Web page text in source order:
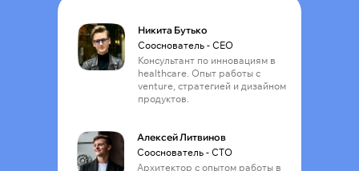
Никита Бутько
Консультант по инновациям в
healthcare. Опыт работы с
venture, стратегией и дизайном
продуктов.
Сооснователь - CEO
Алексей Литвинов
Архитектор с опытом работы в
Сооснователь - CТO